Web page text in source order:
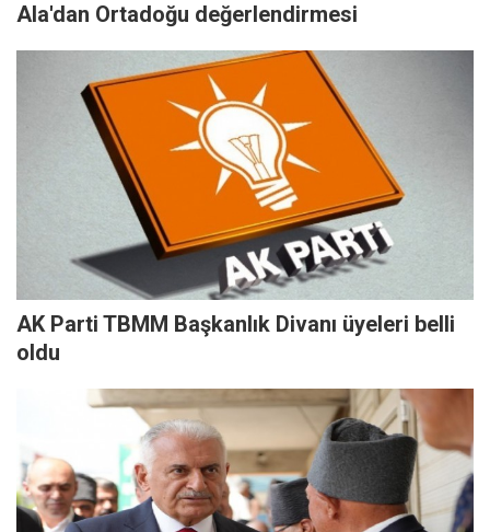
Ala'dan Ortadoğu değerlendirmesi
AK Parti TBMM Başkanlık Divanı üyeleri belli
oldu